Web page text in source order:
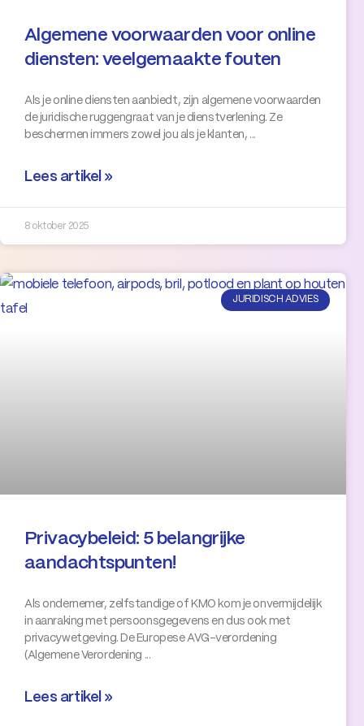
Algemene voorwaarden voor online
diensten: veelgemaakte fouten
Als je online diensten aanbiedt, zijn algemene voorwaarden
de juridische ruggengraat van je dienstverlening. Ze
beschermen immers zowel jou als je klanten,
Lees artikel »
8 oktober 2025
JURIDISCH ADVIES
Privacybeleid: 5 belangrijke
aandachtspunten!
Als ondernemer, zelfstandige of KMO kom je onvermijdelijk
in aanraking met persoonsgegevens en dus ook met
privacywetgeving. De Europese AVG-verordening
(Algemene Verordening
Lees artikel »